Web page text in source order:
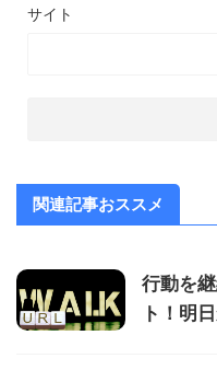
サイト
関連記事おススメ
行動を
ト！明